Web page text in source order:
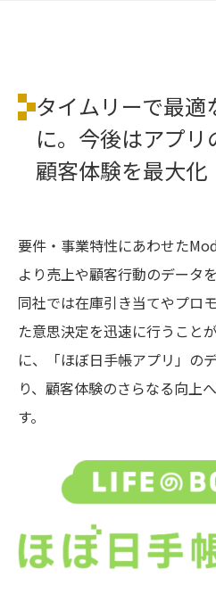
タイムリーで最
に。今後はアプ
顧客体験を最大化
要件・事業特性にあわせた
より売上や顧客行動のデータ
同社では在庫引き当てやプロ
た意思決定を迅速に行うこと
に、「ほぼ日手帳アプリ」の
り、顧客体験のさらなる向上
す。